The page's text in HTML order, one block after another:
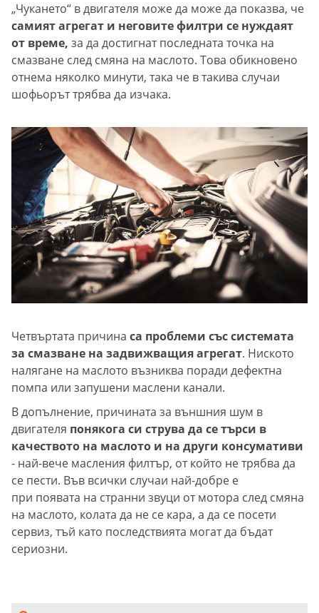
„Чукането“ в двигателя може да може да показва, че
самият агрегат и неговите филтри се нуждаят
от време, за да достигнат последната точка на
смазване след смяна на маслото. Това обикновено
отнема няколко минути, така че в такива случаи
шофьорът трябва да изчака.
Четвъртата причина са проблеми със системата
за смазване на задвижващия агрегат. Ниското
налягане на маслото възниква поради дефектна
помпа или запушени маслени канали.
В допълнение, причината за външния шум в
двигателя понякога си струва да се търси в
качеството на маслото и на други консумативи
- най-вече масления филтър, от който не трябва да
се пести. Във всички случаи най-добре е
при появата на странни звуци от мотора след смяна
на маслото, колата да не се кара, а да се посети
сервиз, тъй като последствията могат да бъдат
сериозни.